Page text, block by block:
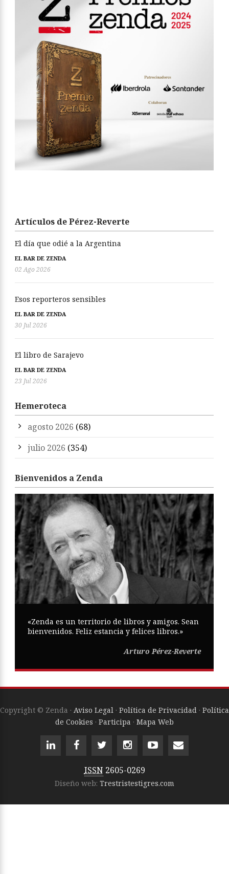
Artículos de Pérez-Reverte
El día que odié a la Argentina
EL BAR DE ZENDA
02 Ago 2026
Esos reporteros sensibles
EL BAR DE ZENDA
30 Jul 2026
El libro de Sarajevo
EL BAR DE ZENDA
23 Jul 2026
Hemeroteca
agosto 2026 (68)
julio 2026 (354)
Bienvenidos a Zenda
«Zenda es un territorio de libros y amigos. Sean
bienvenidos. Feliz estancia y felices libros.»
Arturo Pérez-Reverte
Copyright © Zenda · Aviso Legal · Política de Privacidad · Política
de Cookies · Participa · Mapa Web
ISSN 2605-0269
Diseño web: Trestristestigres.com